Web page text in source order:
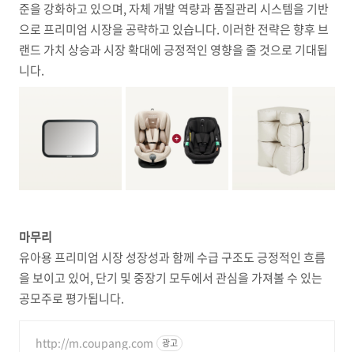
준을 강화하고 있으며, 자체 개발 역량과 품질관리 시스템을 기반
으로 프리미엄 시장을 공략하고 있습니다. 이러한 전략은 향후 브
랜드 가치 상승과 시장 확대에 긍정적인 영향을 줄 것으로 기대됩
니다.
마무리
유아용 프리미엄 시장 성장성과 함께 수급 구조도 긍정적인 흐름
을 보이고 있어, 단기 및 중장기 모두에서 관심을 가져볼 수 있는
공모주로 평가됩니다.
http://m.coupang.com 광고